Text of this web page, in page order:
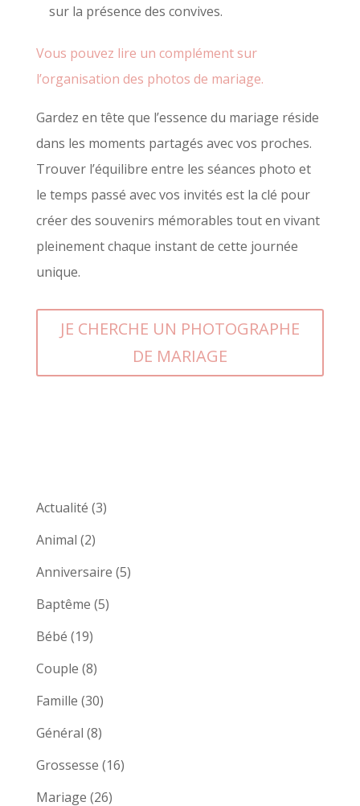
sur la présence des convives.
Vous pouvez lire un complément sur
l’organisation des photos de mariage.
Gardez en tête que l’essence du mariage réside
dans les moments partagés avec vos proches.
Trouver l’équilibre entre les séances photo et
le temps passé avec vos invités est la clé pour
créer des souvenirs mémorables tout en vivant
pleinement chaque instant de cette journée
unique.
JE CHERCHE UN PHOTOGRAPHE
DE MARIAGE
Actualité (3)
Animal (2)
Anniversaire (5)
Baptême (5)
Bébé (19)
Couple (8)
Famille (30)
Général (8)
Grossesse (16)
Mariage (26)